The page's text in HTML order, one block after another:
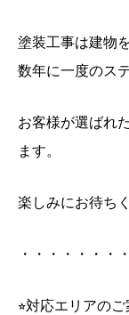
塗装工事は建物
数年に一度のス
お客様が選ばれ
ます。
楽しみにお待ち
・・・・・・・
⭐︎対応エリアのご